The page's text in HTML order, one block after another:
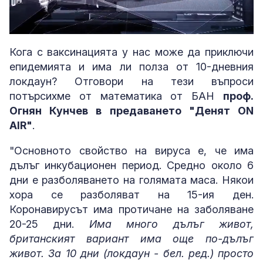
Unmute Loaded
Кога с ваксинацията у нас може да приключи
епидемията и има ли полза от 10-дневния
локдаун? Отговори на тези въпроси
потърсихме от математика от БАН проф.
Огнян Кунчев в предаването "Денят ON
AIR".
"Основното свойство на вируса е, че има
дълъг инкубационен период. Средно около 6
дни е разболяването на голямата маса. Някои
хора се разболяват на 15-ия ден.
Коронавирусът има протичане на заболяване
20-25 дни. Има много дълъг живот,
британският вариант има още по-дълъг
живот. За 10 дни (локдаун - бел. ред.) просто